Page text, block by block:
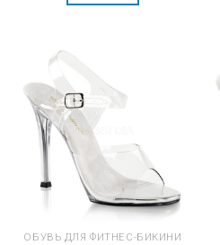
ОБУВЬ ДЛЯ ФИТНЕС-БИКИНИ